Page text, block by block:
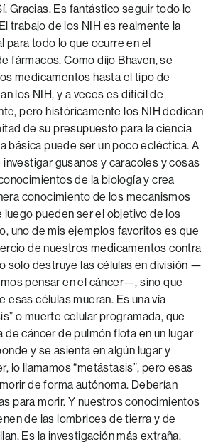
Gracias. Es fantástico seguir todo lo
trabajo de los NIH es realmente la
para todo lo que ocurre en el
fármacos. Como dijo Bhaven, se
medicamentos hasta el tipo de
los NIH, y a veces es difícil de
pero históricamente los NIH dedican
de su presupuesto para la ciencia
básica puede ser un poco ecléctica. A
gusanos y caracoles y cosas
de la biología y crea
conocimiento de los mecanismos
luego pueden ser el objetivo de los
uno de mis ejemplos favoritos es que
de nuestros medicamentos contra
solo destruye las células en división —
pensar en el cáncer—, sino que
esas células mueran. Es una vía
o muerte celular programada, que
de cáncer de pulmón flota en un lugar
y se asienta en algún lugar y
lo llamamos “metástasis”, pero esas
de forma autónoma. Deberían
para morir. Y nuestros conocimientos
de las lombrices de tierra y de
Es la investigación más extraña.